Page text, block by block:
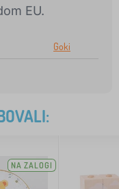
EU.
Goki
NA ZALOGI